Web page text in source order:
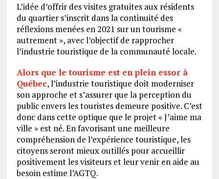
L’idée d’offrir des visites gratuites aux résidents
du quartier s’inscrit dans la continuité des
réflexions menées en 2021 sur un tourisme «
autrement », avec l’objectif de rapprocher
l’industrie touristique de la communauté locale.
Alors que le tourisme est en plein essor à
Québec, l’industrie touristique doit moderniser
son approche et s’assurer que la perception du
public envers les touristes demeure positive. C’est
donc dans cette optique que le projet « J’aime ma
ville » est né. En favorisant une meilleure
compréhension de l’expérience touristique, les
citoyens seront mieux outillés pour accueillir
positivement les visiteurs et leur venir en aide au
besoin estime l’AGTQ.